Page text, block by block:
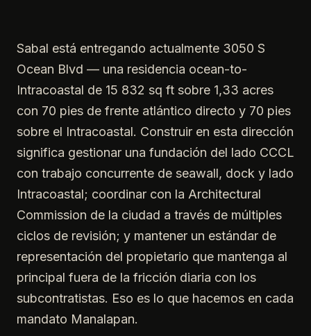
Sabal está entregando actualmente 3050 S
Ocean Blvd — una residencia ocean-to-
Intracoastal de 15 832 sq ft sobre 1,33 acres
con 70 pies de frente atlántico directo y 70 pies
sobre el Intracoastal. Construir en esta dirección
significa gestionar una fundación del lado CCCL
con trabajo concurrente de seawall, dock y lado
Intracoastal; coordinar con la Architectural
Commission de la ciudad a través de múltiples
ciclos de revisión; y mantener un estándar de
representación del propietario que mantenga al
principal fuera de la fricción diaria con los
subcontratistas. Eso es lo que hacemos en cada
mandato Manalapan.